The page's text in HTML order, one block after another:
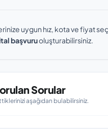
uygun hız, kota ve fiyat
başvuruoluşturabilirsiniz.
Sorular
aşağıdan bulabilirsiniz.